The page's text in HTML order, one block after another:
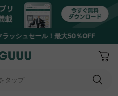
セール！最大50％OFF
タップ